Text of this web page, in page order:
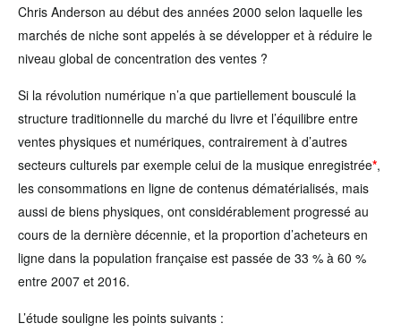
Chris Anderson au début des années 2000 selon laquelle les
marchés de niche sont appelés à se développer et à réduire le
niveau global de concentration des ventes ?
Si la révolution numérique n’a que partiellement bousculé la
structure traditionnelle du marché du livre et l’équilibre entre
ventes physiques et numériques, contrairement à d’autres
secteurs culturels par exemple celui de la musique enregistrée*,
les consommations en ligne de contenus dématérialisés, mais
aussi de biens physiques, ont considérablement progressé au
cours de la dernière décennie, et la proportion d’acheteurs en
ligne dans la population française est passée de 33 % à 60 %
entre 2007 et 2016.
L’étude souligne les points suivants :